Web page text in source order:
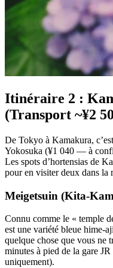
Itinéraire 2 :
(Transport ~¥2
De Tokyo à Kamakura,
Yokosuka (¥1 040 — à
Les spots d’hortensias de
pour en visiter deux dans la
Meigetsuin (Kita-
Connu comme le « temple
est une variété bleue hime-
quelque chose que vous ne
minutes à pied de la gare
uniquement).